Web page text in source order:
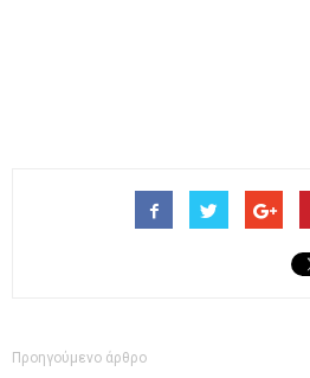
Προηγούμενο άρθρο